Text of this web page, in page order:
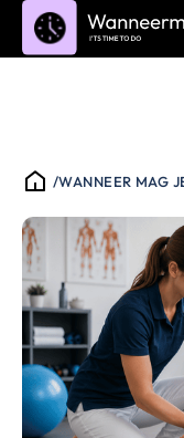
/WANNEER MAG